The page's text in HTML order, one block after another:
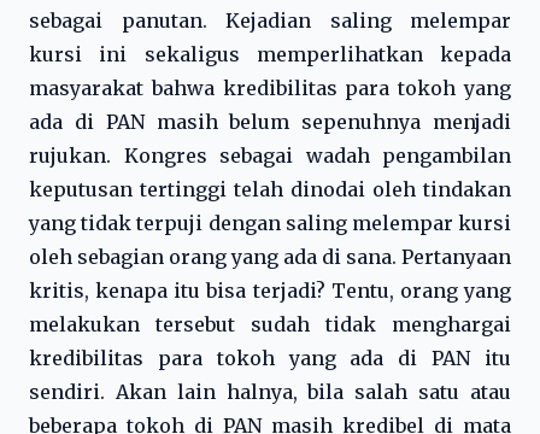
sebagai panutan. Kejadian saling melempar
kursi ini sekaligus memperlihatkan kepada
masyarakat bahwa kredibilitas para tokoh yang
ada di PAN masih belum sepenuhnya menjadi
rujukan. Kongres sebagai wadah pengambilan
keputusan tertinggi telah dinodai oleh tindakan
yang tidak terpuji dengan saling melempar kursi
oleh sebagian orang yang ada di sana. Pertanyaan
kritis, kenapa itu bisa terjadi? Tentu, orang yang
melakukan tersebut sudah tidak menghargai
kredibilitas para tokoh yang ada di PAN itu
sendiri. Akan lain halnya, bila salah satu atau
beberapa tokoh di PAN masih kredibel di mata